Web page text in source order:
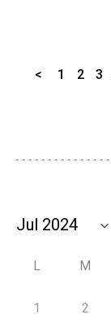
< 1 2 3
L M
1 2